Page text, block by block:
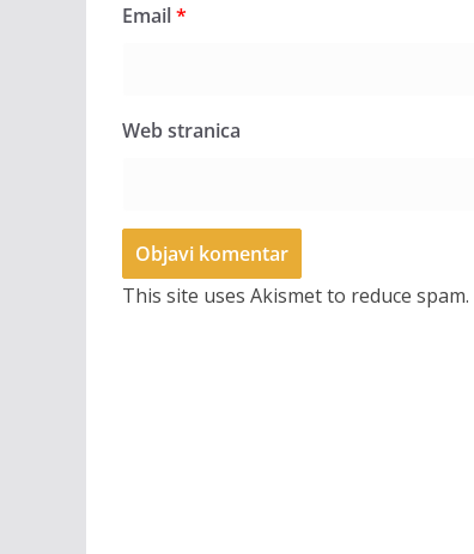
Email*
Web stranica
This site uses Akismet to reduce spam.